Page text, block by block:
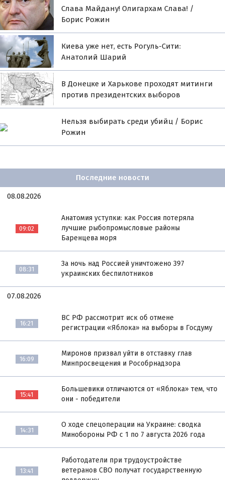
Слава Майдану! Олигархам Слава! /
Борис Рожин
Киева уже нет, есть Рогуль-Сити:
Анатолий Шарий
В Донецке и Харькове проходят митинги
против президентских выборов
Нельзя выбирать среди убийц / Борис
Рожин
Последние новости
08.08.2026
09:02
Анатомия уступки: как Россия потеряла
лучшие рыбопромысловые районы
Баренцева моря
08:31
За ночь над Россией уничтожено 397
украинских беспилотников
07.08.2026
16:21
ВС РФ рассмотрит иск об отмене
регистрации «Яблока» на выборы в Госдуму
16:09
Миронов призвал уйти в отставку глав
Минпросвещения и Рособрнадзора
15:41
Большевики отличаются от «Яблока» тем, что
они - победители
14:31
О ходе спецоперации на Украине: сводка
Минобороны РФ с 1 по 7 августа 2026 года
13:41
Работодатели при трудоустройстве
ветеранов СВО получат государственную